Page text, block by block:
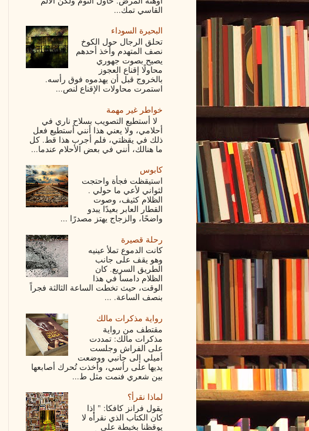
القاسي تمك...
البحيرة السوداء
تحلق الرجال حول الكوخ
نصف المتهدم وأخذ أحدهم
يصيح بصوت جهوري
محاولًا إقناع العجوز
بالخروج قبل أن يهدموه فوق رأسه.
استمرت محاولات الإقناع لنص...
خواطر غير مهمة
لا أستطيع التصويب بسلاح ناري في
أحلامي، ولا يعني هذا أنني أستطيع فعل
ذلك في يقظتي، فلم أجرب هذا قط. كل
ما هنالك، أنني في بعض الأحلام عندما...
كابوس
استيقظت فجأة واحتجت
لثواني لأعي ما حولي .
الظلام كثيف، وصوت
القطار العابر بعيدًا يبدو
واضحًا، والزجاج يهتز مصدرًا ...
رحلة قصيرة
كانت الدموع تملأ عينيه
وهو يقف على جانب
الطريق السريع. كان
الظلام دامساً في هذا
الوقت، حيث تخطت الساعة الثالثة فجراً
بنصف الساعة. ...
رواية مذكرات مالك
مقتطف من رواية
مذكرات مالك: تمددت
على الفراش وجلست
أميلي إلى جانبي ووضعت
يديها على رأسي، وأخذت تُحرك أصابعها
بين شعري فنمت مثل ط...
لماذا نقرأ؟
يقول فرانز كافكا: " إذا
كان الكتاب الذي نقرأه لا
يوقظنا بخبطة على